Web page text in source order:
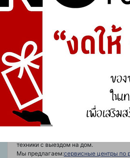
панелей и индукционных плит.
Мы предлагаем:сервисный центр
Наши мастера оперативно устранят
устройства в сервисе или с выездом
กันยายน 7, 2024 เวลา 3:53 pm
ремонт бытовой техники
техники с выездом на дом.
Мы предлагаем:сервисные центры по